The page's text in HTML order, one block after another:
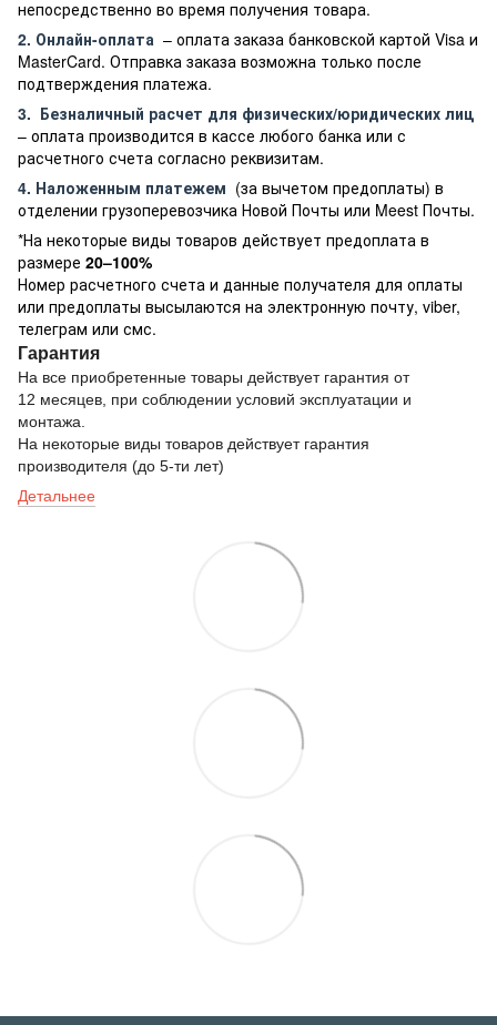
непосредственно во время получения товара.
2. Онлайн-оплата – оплата заказа банковской картой Visa и
MasterCard. Отправка заказа возможна только после
подтверждения платежа.
3. Безналичный расчет для физических/юридических лиц
– оплата производится в кассе любого банка или с
расчетного счета согласно реквизитам.
4. Наложенным платежем (за вычетом предоплаты) в
отделении грузоперевозчика Новой Почты или Meest Почты.
*На некоторые виды товаров действует предоплата в
размере 20–100%
Номер расчетного счета и данные получателя для оплаты
или предоплаты высылаются на электронную почту, viber,
телеграм или смс.
Гарантия
На все приобретенные товары действует гарантия от
12 месяцев, при соблюдении условий эксплуатации и
монтажа.
На некоторые виды товаров действует гарантия
производителя (до 5-ти лет)
Детальнее